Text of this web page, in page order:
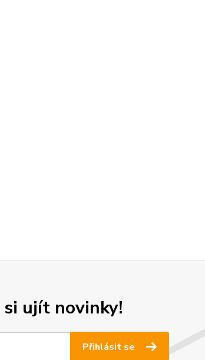
si ujít novinky!
Přihlásit se